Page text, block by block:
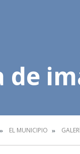
de
EL MUNICIPIO